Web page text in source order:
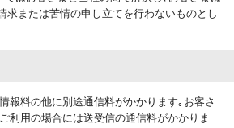
求または苦情の申し立てを行わないものとし
報料の他に別途通信料がかかります｡お客さ
利用の場合には送受信の通信料がかかりま